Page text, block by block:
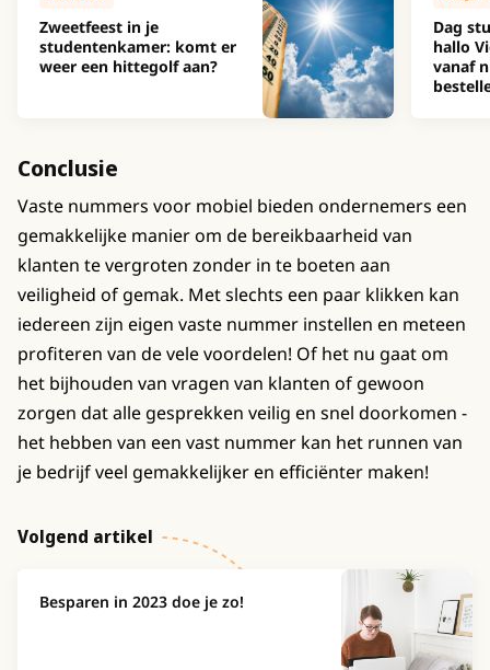
Zweetfeest in je
studentenkamer: komt er
weer een hittegolf aan?
Dag
hallo
vanaf
Conclusie
Vaste nummers voor mobiel bieden ondernemers een
gemakkelijke manier om de bereikbaarheid van
klanten te vergroten zonder in te boeten aan
veiligheid of gemak. Met slechts een paar klikken kan
iedereen zijn eigen vaste nummer instellen en meteen
profiteren van de vele voordelen! Of het nu gaat om
het bijhouden van vragen van klanten of gewoon
zorgen dat alle gesprekken veilig en snel doorkomen -
het hebben van een vast nummer kan het runnen van
je bedrijf veel gemakkelijker en efficiënter maken!
Volgend artikel
Besparen in 2023 doe je zo!